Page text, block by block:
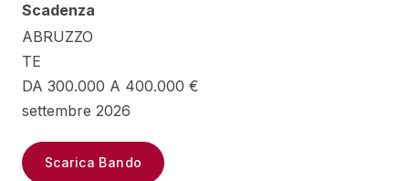
Scadenza
ABRUZZO
TE
DA 300.000 A 400.000 €
settembre 2026
Scarica Bando